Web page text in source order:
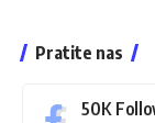
Pratite nas
50K